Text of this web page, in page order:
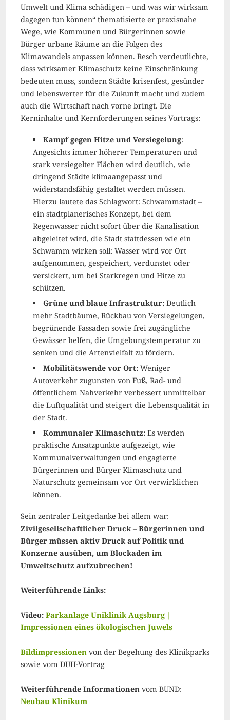
Umwelt und Klima schädigen – und was wir wirksam
dagegen tun können“ thematisierte er praxisnahe
Wege, wie Kommunen und Bürgerinnen sowie
Bürger urbane Räume an die Folgen des
Klimawandels anpassen können. Resch verdeutlichte,
dass wirksamer Klimaschutz keine Einschränkung
bedeuten muss, sondern Städte krisenfest, gesünder
und lebenswerter für die Zukunft macht und zudem
auch die Wirtschaft nach vorne bringt. Die
Kerninhalte und Kernforderungen seines Vortrags:
Kampf gegen Hitze und Versiegelung:
Angesichts immer höherer Temperaturen und
stark versiegelter Flächen wird deutlich, wie
dringend Städte klimaangepasst und
widerstandsfähig gestaltet werden müssen.
Hierzu lautete das Schlagwort: Schwammstadt –
ein stadtplanerisches Konzept, bei dem
Regenwasser nicht sofort über die Kanalisation
abgeleitet wird, die Stadt stattdessen wie ein
Schwamm wirken soll: Wasser wird vor Ort
aufgenommen, gespeichert, verdunstet oder
versickert, um bei Starkregen und Hitze zu
schützen.
Grüne und blaue Infrastruktur: Deutlich
mehr Stadtbäume, Rückbau von Versiegelungen,
begrünende Fassaden sowie frei zugängliche
Gewässer helfen, die Umgebungstemperatur zu
senken und die Artenvielfalt zu fördern.
Mobilitätswende vor Ort: Weniger
Autoverkehr zugunsten von Fuß, Rad- und
öffentlichem Nahverkehr verbessert unmittelbar
die Luftqualität und steigert die Lebensqualität in
der Stadt.
Kommunaler Klimaschutz: Es werden
praktische Ansatzpunkte aufgezeigt, wie
Kommunalverwaltungen und engagierte
Bürgerinnen und Bürger Klimaschutz und
Naturschutz gemeinsam vor Ort verwirklichen
können.
Sein zentraler Leitgedanke bei allem war:
Zivilgesellschaftlicher Druck – Bürgerinnen und
Bürger müssen aktiv Druck auf Politik und
Konzerne ausüben, um Blockaden im
Umweltschutz aufzubrechen!
Weiterführende Links:
Video: Parkanlage Uniklinik Augsburg |
Impressionen eines ökologischen Juwels
Bildimpressionen von der Begehung des Klinikparks
sowie vom DUH-Vortrag
Weiterführende Informationen vom BUND:
Neubau Klinikum